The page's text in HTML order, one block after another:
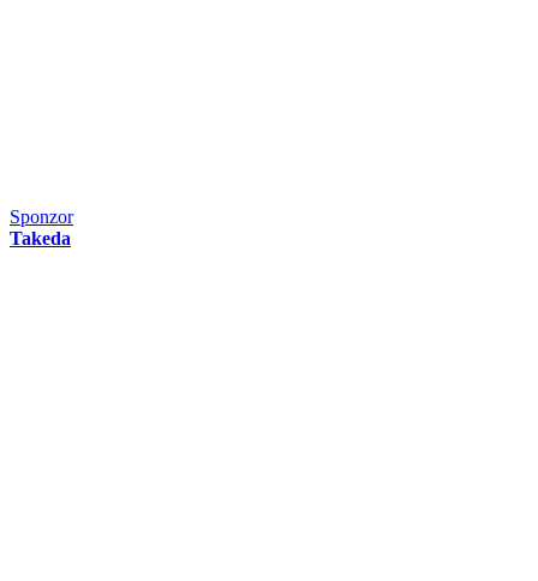
Sponzor
Takeda